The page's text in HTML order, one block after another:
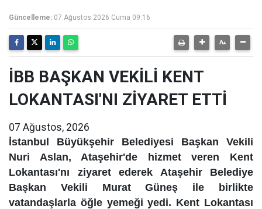
Güncelleme: 07 Ağustos 2026 Cuma 09:16
İBB BAŞKAN VEKİLİ KENT
LOKANTASI'NI ZİYARET ETTİ
07 Ağustos, 2026
İstanbul Büyükşehir Belediyesi Başkan Vekili
Nuri Aslan, Ataşehir'de hizmet veren Kent
Lokantası'nı ziyaret ederek Ataşehir Belediye
Başkan Vekili Murat Güneş ile birlikte
vatandaşlarla öğle yemeği yedi. Kent Lokantası